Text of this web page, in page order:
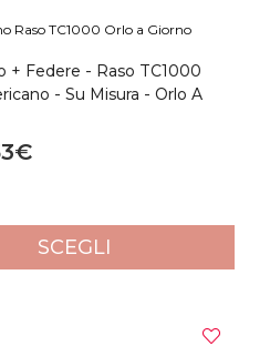
Raso TC1000 Orlo a Giorno
+ Federe - Raso TC1000
- Su Misura - Orlo A
SCEGLI